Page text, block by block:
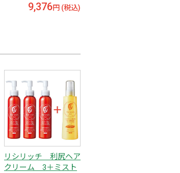
9,376円 (税込)
リシリッチ 利尻ヘア
クリーム 3＋ミスト